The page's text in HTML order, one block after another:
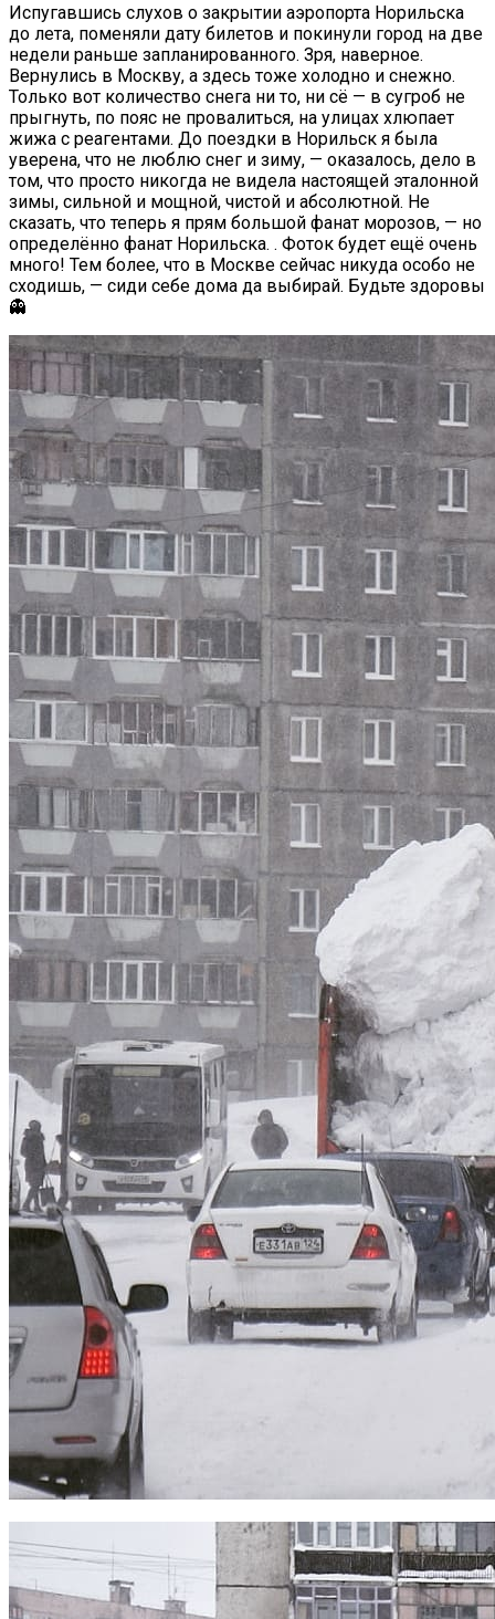
Испугавшись слухов о закрытии аэропорта Норильска
до лета, поменяли дату билетов и покинули город на две
недели раньше запланированного. Зря, наверное.
Вернулись в Москву, а здесь тоже холодно и снежно.
Только вот количество снега ни то, ни сё — в сугроб не
прыгнуть, по пояс не провалиться, на улицах хлюпает
жижа с реагентами. До поездки в Норильск я была
уверена, что не люблю снег и зиму, — оказалось, дело в
том, что просто никогда не видела настоящей эталонной
зимы, сильной и мощной, чистой и абсолютной. Не
сказать, что теперь я прям большой фанат морозов, — но
определённо фанат Норильска. . Фоток будет ещё очень
много! Тем более, что в Москве сейчас никуда особо не
сходишь, — сиди себе дома да выбирай. Будьте здоровы
👻